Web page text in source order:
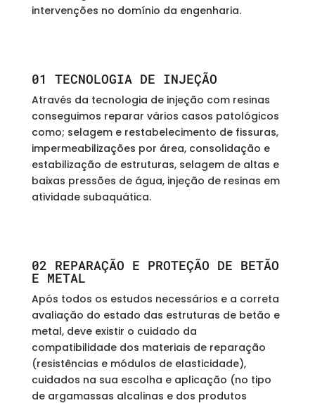
intervenções no domínio da engenharia.
01 TECNOLOGIA DE INJEÇÃO
Através da tecnologia de injeção com resinas
conseguimos reparar vários casos patológicos
como; selagem e restabelecimento de fissuras,
impermeabilizações por área, consolidação e
estabilização de estruturas, selagem de altas e
baixas pressões de água, injeção de resinas em
atividade subaquática.
02 REPARAÇÃO E PROTEÇÃO DE BETÃO
E METAL
Após todos os estudos necessários e a correta
avaliação do estado das estruturas de betão e
metal, deve existir o cuidado da
compatibilidade dos materiais de reparação
(resistências e módulos de elasticidade),
cuidados na sua escolha e aplicação (no tipo
de argamassas alcalinas e dos produtos